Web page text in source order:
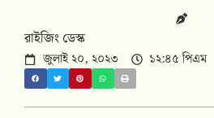
রাইজিং ডেস্ক
জুলাই ২০, ২০২৩ ১২:৪৫ পিএম